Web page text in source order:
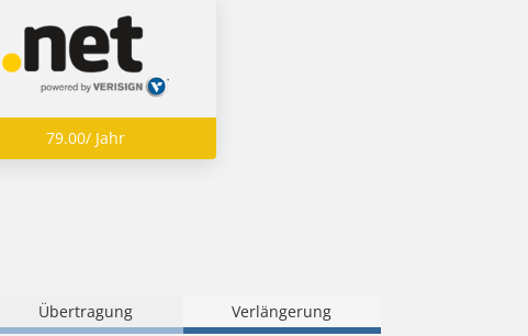
79.00/ Jahr
Übertragung Verlängerung